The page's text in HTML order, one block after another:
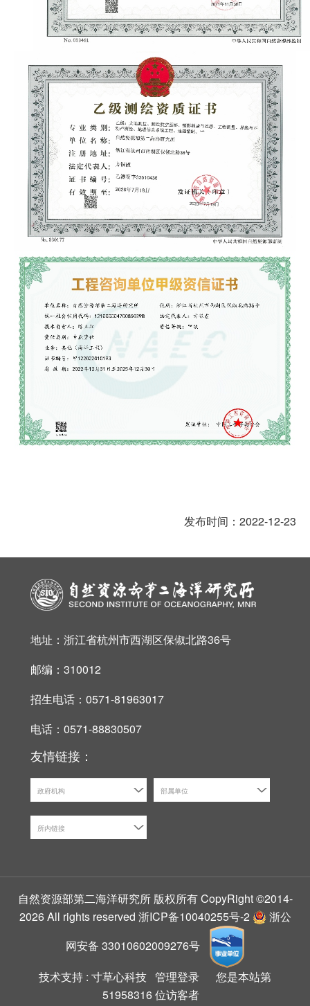
发布时间：2022-12-23
地址：浙江省杭州市西湖区保俶北路36号
邮编：310012
招生电话：0571-81963017
电话：0571-88830507
友情链接：
政府机构 部属单位
所内链接
自然资源部第二海洋研究所 版权所有 CopyRight ©2014-
2026 All rights reserved 浙ICP备10040255号-2
浙公
网安备 33010602009276号
技术支持 : 寸草心科技 管理登录
您是本站第
51958316位访客者